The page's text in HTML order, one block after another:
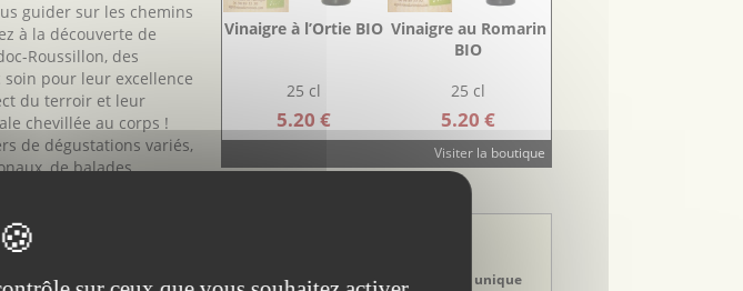
guider sur les chemins
à la découverte de
Roussillon, des
pour leur excellence
du terroir et leur
chevillée au corps !
de dégustations variés,
de balades ...
Vinaigre à l’Ortie BIO
25 cl
5.20 €
Vinaigre au Romarin
BIO
25 cl
5.20 €
Visiter la boutique
Partez à la découverte d’un territoire unique